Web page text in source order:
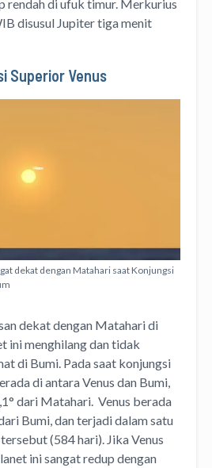
rendah di ufuk timur. Merkurius
disusul Jupiter tiga menit
Superior Venus
dekat dengan Matahari saat Konjungsi
dekat dengan Matahari di
ini menghilang dan tidak
di Bumi. Pada saat konjungsi
di antara Venus dan Bumi,
dari Matahari. Venus berada
Bumi, dan terjadi dalam satu
(584 hari). Jika Venus
ini sangat redup dengan